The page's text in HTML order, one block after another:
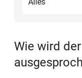
Wie wird